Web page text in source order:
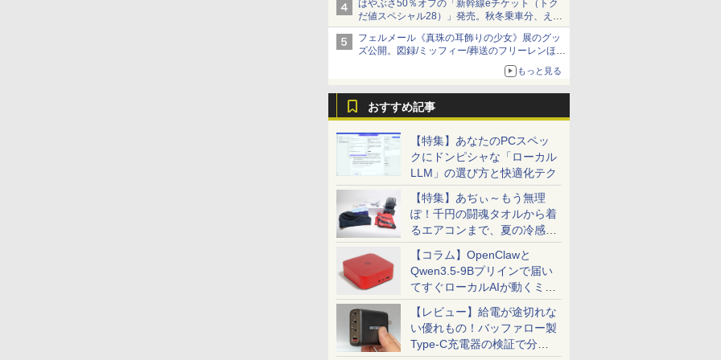
はやぶさ50％オフの「新幹線eチケット（トク
だ値スペシャル28）」発売。秋冬乗車分、えき
ねっと限定
フェルメール《真珠の耳飾りの少女》展のグッ
ズ公開。図録/ミッフィー/葬送のフリーレンほ
もっと見る
おすすめ記事
【特集】あなたのPCスペッ
クにドンピシャな「ローカル
LLM」の選び方と快適化テク
【特集】あぢぃ～もう無理
ぽ！千円の闘魂タオルから着
るエアコンまで、夏の冷感グ
ッズ一挙紹介
【コラム】OpenClawと
Qwen3.5-9Bプリインで届い
てすぐローカルAIが動くミニ
PC「SER9 Pro」
【レビュー】給電が途切れな
い優れもの！バッファロー製
Type-C充電器の検証で分か